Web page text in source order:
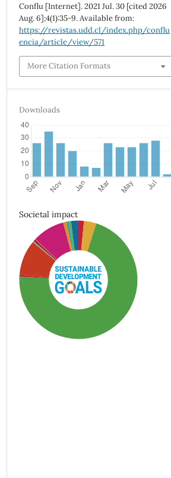
Conflu [Internet]. 2021 Jul. 30 [cited 2026
Aug. 6];4(1):35-9. Available from:
https://revistas.udd.cl/index.php/conflu
encia/article/view/571
More Citation Formats
Downloads
Societal impact